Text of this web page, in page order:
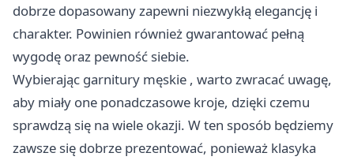
dobrze dopasowany zapewni niezwykłą elegancję i
charakter. Powinien również gwarantować pełną
wygodę oraz pewność siebie.
Wybierając garnitury męskie , warto zwracać uwagę,
aby miały one ponadczasowe kroje, dzięki czemu
sprawdzą się na wiele okazji. W ten sposób będziemy
zawsze się dobrze prezentować, ponieważ klasyka